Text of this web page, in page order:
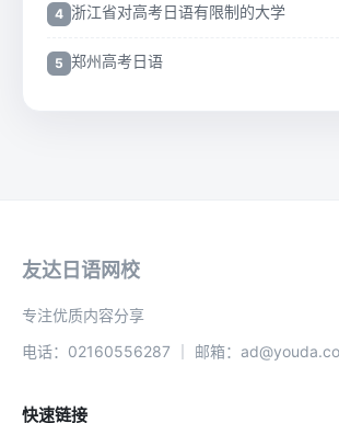
浙江省对高考日语有限制的大学
郑州高考日语
友达日语网校
专注优质内容分享
电话：02160556287 ｜ 邮箱：
快速链接